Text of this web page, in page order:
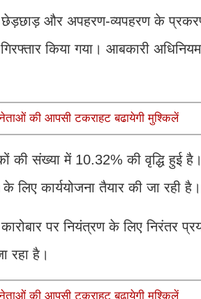
छेड़छाड़ और अपहरण-व्‍यपहरण के
किया गया। आबकारी
की आपसी टकराहट बढायेगी मुश्किलें
संख्या में 10.32% की वृद्धि हुई
लिए कार्ययोजना तैयार की जा रही है।
पर नियंत्रण के लिए निरंतर
रहा है।
की आपसी टकराहट बढायेगी मुश्किलें